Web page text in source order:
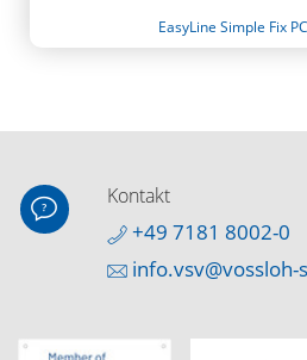
EasyLine Simple Fix
Kontakt
+49 7181 8002-0
info.vsv@vossloh-